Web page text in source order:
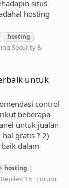
situs
hosting
hosting
Security &
untuk
control
beberapa
untuk jualan
gratis ? 2)
dalam
hosting
Replies: 15 Forum: